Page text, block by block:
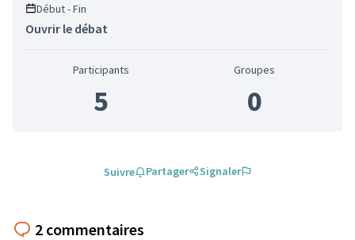
Début - Fin
Ouvrir le débat
Participants
5
Groupes
0
Suivre Partager Signaler
2 commentaires